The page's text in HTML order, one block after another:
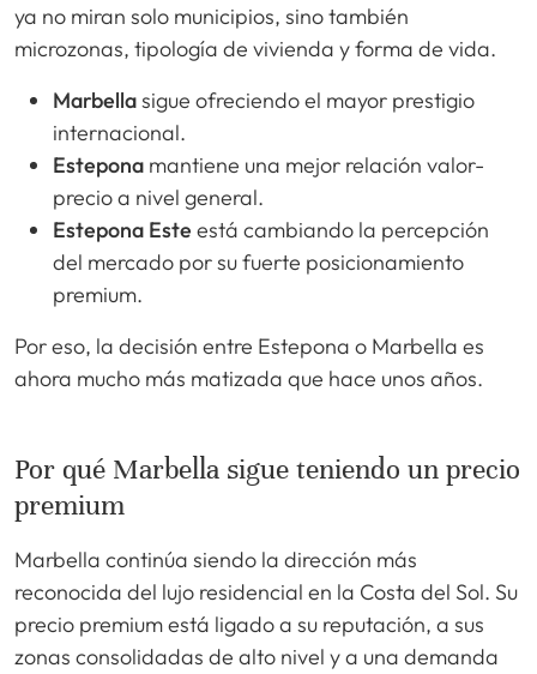
ya no miran solo municipios, sino también
microzonas, tipología de vivienda y forma de vida.
Marbellasigue ofreciendo el mayor prestigio
internacional.
Estepona mantiene una mejor relación valor-
precio a nivel general.
Estepona Este está cambiando la percepción
del mercado por su fuerte posicionamiento
premium.
Por eso, la decisión entre Estepona o Marbella es
ahora mucho más matizada que hace unos años.
Por qué Marbella sigue teniendo un precio
premium
Marbella continúa siendo la dirección más
reconocida del lujo residencial en la Costa del Sol. Su
precio premium está ligado a su reputación, a sus
zonas consolidadas de alto nivel y a una demanda